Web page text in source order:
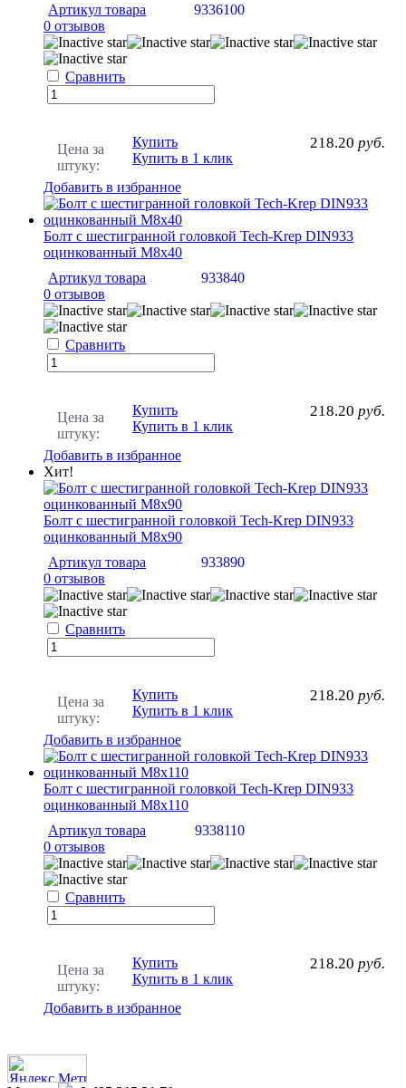
Артикул товара
9336100
0 отзывов
Сравнить
Цена за
штуку:
218.20 руб.
Купить
Купить в 1 клик
Добавить в избранное
Болт с шестигранной головкой Tech-Krep DIN933
оцинкованный М8х40
Артикул товара
933840
0 отзывов
Сравнить
Цена за
штуку:
218.20 руб.
Купить
Купить в 1 клик
Добавить в избранное
Хит!
Болт с шестигранной головкой Tech-Krep DIN933
оцинкованный М8х90
Артикул товара
933890
0 отзывов
Сравнить
Цена за
штуку:
218.20 руб.
Купить
Купить в 1 клик
Добавить в избранное
Болт с шестигранной головкой Tech-Krep DIN933
оцинкованный М8х110
Артикул товара
9338110
0 отзывов
Сравнить
Цена за
штуку:
218.20 руб.
Купить
Купить в 1 клик
Добавить в избранное